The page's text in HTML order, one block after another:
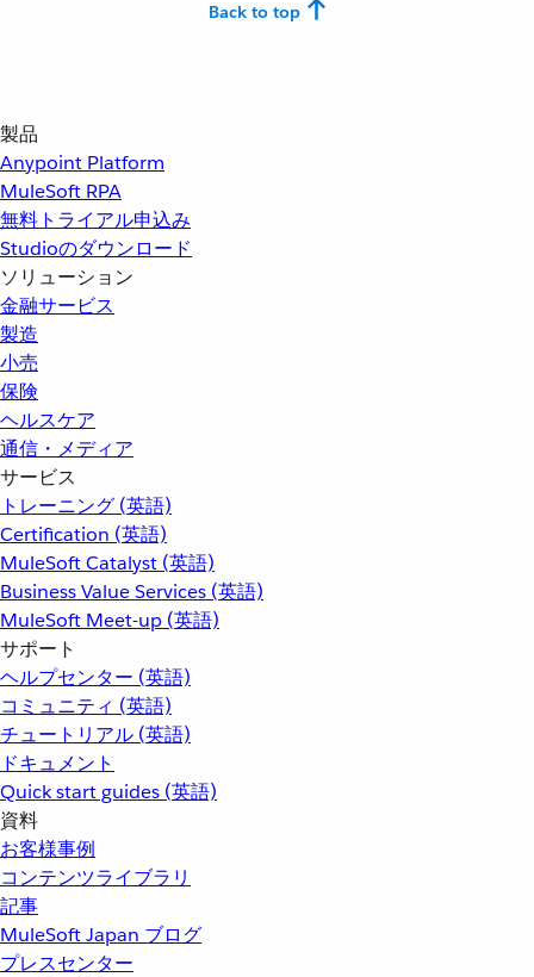
Back to top
製品
Anypoint Platform
MuleSoft RPA
無料トライアル申込み
Studioのダウンロード
ソリューション
金融サービス
製造
小売
保険
ヘルスケア
通信・メディア
サービス
トレーニング (英語)
Certification (英語)
MuleSoft Catalyst (英語)
Business Value Services (英語)
MuleSoft Meet-up (英語)
サポート
ヘルプセンター (英語)
コミュニティ (英語)
チュートリアル (英語)
ドキュメント
Quick start guides (英語)
資料
お客様事例
コンテンツライブラリ
記事
MuleSoft Japan ブログ
プレスセンター